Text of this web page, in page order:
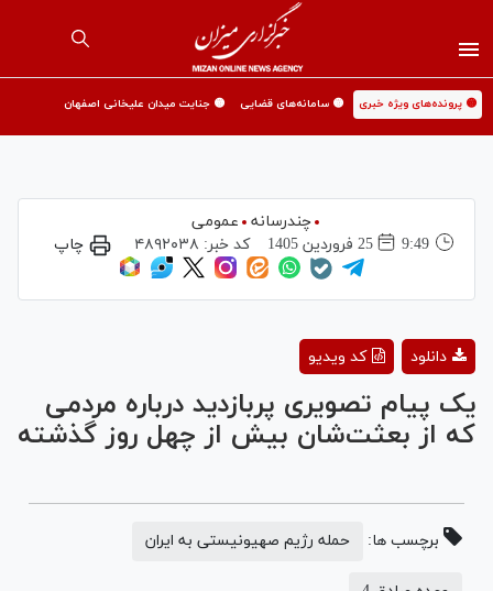
🟡 پرونده‌های ویژه خبری 🟡 سامانه‌های قضایی 🟡 جنایت میدان علیخانی اصفهان
چندرسانه
عمومی
9:49
25 فروردين 1405 کد خبر: ۴۸۹۲۰۳۸ چاپ
Video
کد ویدیو دانلود
یک پیام تصویری پربازدید درباره مردمی
که از بعثت‌شان بیش از چهل روز گذشته
برچسب ها: حمله رژیم صهیونیستی به ایران